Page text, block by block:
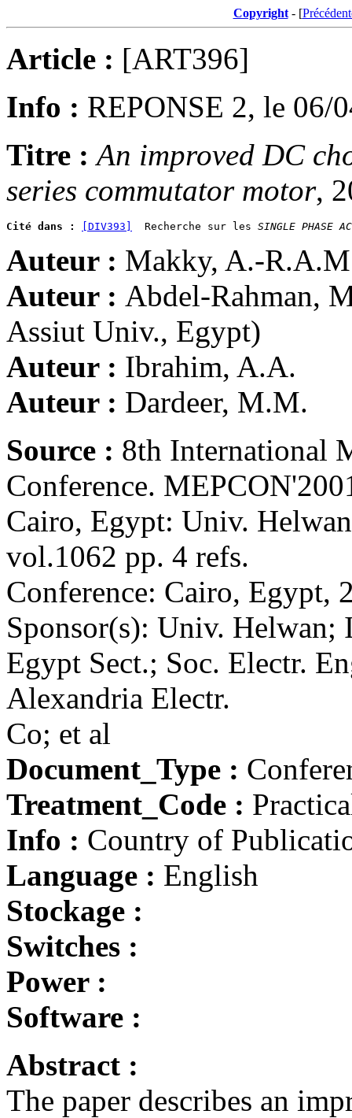
Copyright- [
Article : [ART396]
Info : REPONSE 2, le 06/
Titre :An improved DC
series commutator motor,
Cité dans : [DIV393]
  Recherche sur les
SINGLE PHASE
Auteur : Makky, A.-
Auteur : Abdel-Rahman,
Assiut Univ., Egypt)
Auteur : Ibrahim, A.A.
Auteur : Dardeer, M.M.
Source : 8th International
Conference.
Cairo, Egypt: Univ.
vol.1062 pp. 4 refs.
Conference: Cairo, Egypt,
Sponsor(s): Univ. Helwan;
Egypt Sect.; Soc. Electr.
Alexandria Electr.
Co; et al
Document_Type :
Treatment_Code :
Info : Country of
Language : English
Stockage :
Switches :
Power :
Software :
Abstract :
The paper describes an